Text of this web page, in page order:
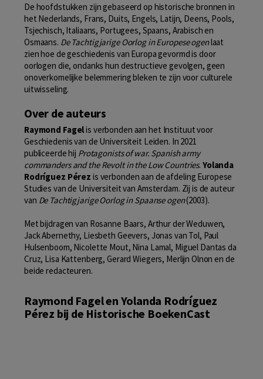
De hoofdstukken zijn gebaseerd op historische bronnen in
het Nederlands, Frans, Duits, Engels, Latijn, Deens, Pools,
Tsjechisch, Italiaans, Portugees, Spaans, Arabisch en
Osmaans. De Tachtigjarige Oorlog in Europese ogenlaat
zien hoe de geschiedenis van Europa gevormd is door
oorlogen die, ondanks hun destructieve gevolgen, geen
onoverkomelijke belemmering bleken te zijn voor culturele
uitwisseling.
Over de auteurs
Raymond Fagelis verbonden aan het Instituut voor
Geschiedenis van de Universiteit Leiden. In 2021
publiceerde hij Protagonists of war. Spanish army
commanders and the Revolt in the Low Countries. Yolanda
Rodríguez Pérez is verbonden aan de afdeling Europese
Studies van de Universiteit van Amsterdam. Zij is de auteur
van De Tachtigjarige Oorlog in Spaanse ogen(2003).
Met bijdragen van Rosanne Baars, Arthur der Weduwen,
Jack Abernethy, Liesbeth Geevers, Jonas van Tol, Paul
Hulsenboom, Nicolette Mout, Nina Lamal, Miguel Dantas da
Cruz, Lisa Kattenberg, Gerard Wiegers, Merlijn Olnon en de
beide redacteuren.
Raymond Fagel en Yolanda Rodríguez
Pérez bij de Historische BoekenCast